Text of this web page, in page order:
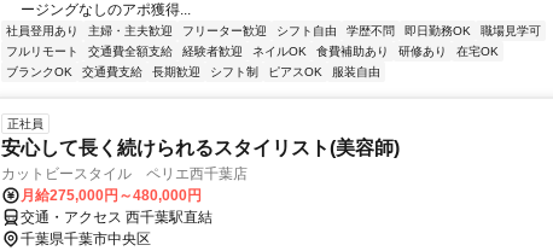
ージングなしのアポ獲得...
社員登用あり 主婦・主夫歓迎 フリーター歓迎 シフト自由 学歴不問 即日勤務OK
職場見学可
フルリモート
交通費全額支給 経験者歓迎 ネイルOK 食費補助あり 研修あり
在宅OK
ブランクOK
交通費支給 長期歓迎 シフト制 ピアスOK 服装自由
正社員
安心して長く続けられるスタイリスト(美容師)
カットビースタイル ペリエ西千葉店
月給275,000円～480,000円
交通・アクセス 西千葉駅直結
千葉県千葉市中央区